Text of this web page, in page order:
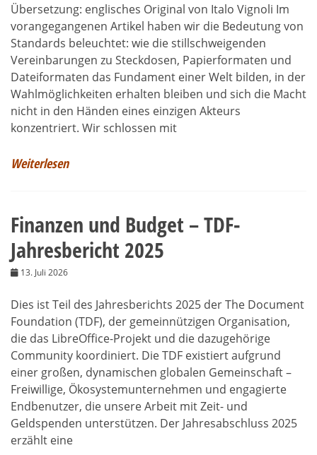
Übersetzung: englisches Original von Italo Vignoli Im
vorangegangenen Artikel haben wir die Bedeutung von
Standards beleuchtet: wie die stillschweigenden
Vereinbarungen zu Steckdosen, Papierformaten und
Dateiformaten das Fundament einer Welt bilden, in der
Wahlmöglichkeiten erhalten bleiben und sich die Macht
nicht in den Händen eines einzigen Akteurs
konzentriert. Wir schlossen mit
Weiterlesen
Finanzen und Budget – TDF-
Jahresbericht 2025
13. Juli 2026
Dies ist Teil des Jahresberichts 2025 der The Document
Foundation (TDF), der gemeinnützigen Organisation,
die das LibreOffice-Projekt und die dazugehörige
Community koordiniert. Die TDF existiert aufgrund
einer großen, dynamischen globalen Gemeinschaft –
Freiwillige, Ökosystemunternehmen und engagierte
Endbenutzer, die unsere Arbeit mit Zeit- und
Geldspenden unterstützen. Der Jahresabschluss 2025
erzählt eine